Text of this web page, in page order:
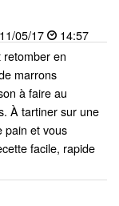
11/05/17
14:57
retomber en
marrons
à faire au
À tartiner sur une
pain et vous
facile, rapide